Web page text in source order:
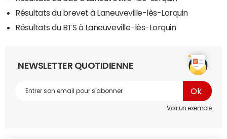
Résultats du brevet à Laneuveville-lès-Lorquin
Résultats du BTS à Laneuveville-lès-Lorquin
NEWSLETTER QUOTIDIENNE
Voir un exemple